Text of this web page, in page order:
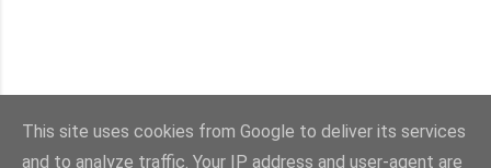
This site uses cookies from Google to deliver its services
and to analyze traffic. Your IP address and user-agent are